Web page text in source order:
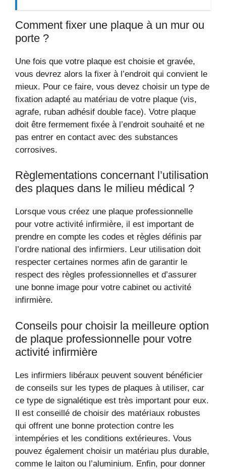
Comment fixer une plaque à un mur ou
porte ?
Une fois que votre plaque est choisie et gravée,
vous devrez alors la fixer à l’endroit qui convient le
mieux. Pour ce faire, vous devez choisir un type de
fixation adapté au matériau de votre plaque (vis,
agrafe, ruban adhésif double face). Votre plaque
doit être fermement fixée à l’endroit souhaité et ne
pas entrer en contact avec des substances
corrosives.
Règlementations concernant l’utilisation
des plaques dans le milieu médical ?
Lorsque vous créez une plaque professionnelle
pour votre activité infirmière, il est important de
prendre en compte les codes et règles définis par
l’ordre national des infirmiers. Leur utilisation doit
respecter certaines normes afin de garantir le
respect des règles professionnelles et d’assurer
une bonne image pour votre cabinet ou activité
infirmière.
Conseils pour choisir la meilleure option
de plaque professionnelle pour votre
activité infirmière
Les infirmiers libéraux peuvent souvent bénéficier
de conseils sur les types de plaques à utiliser, car
ce type de signalétique est très important pour eux.
Il est conseillé de choisir des matériaux robustes
qui offrent une bonne protection contre les
intempéries et les conditions extérieures. Vous
pouvez également choisir un matériau plus durable,
comme le laiton ou l’aluminium. Enfin, pour donner